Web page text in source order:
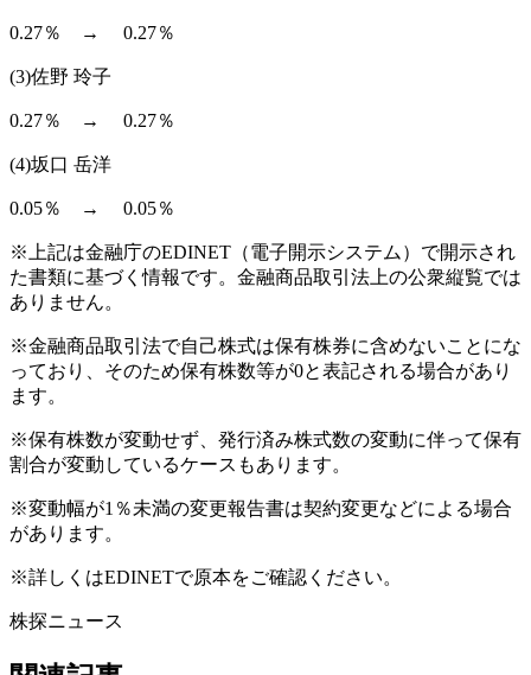
0.27％ → 0.27％
(3)佐野 玲子
0.27％ → 0.27％
(4)坂口 岳洋
0.05％ → 0.05％
※上記は金融庁のEDINET（電子開示システム）で開示され
た書類に基づく情報です。金融商品取引法上の公衆縦覧では
ありません。
※金融商品取引法で自己株式は保有株券に含めないことにな
っており、そのため保有株数等が0と表記される場合があり
ます。
※保有株数が変動せず、発行済み株式数の変動に伴って保有
割合が変動しているケースもあります。
※変動幅が1％未満の変更報告書は契約変更などによる場合
があります。
※詳しくはEDINETで原本をご確認ください。
株探ニュース